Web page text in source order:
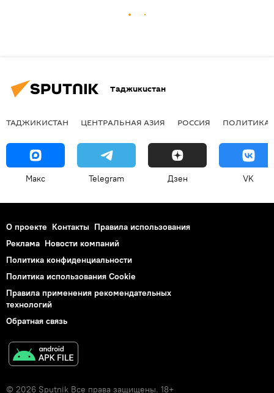
Таджикистан
ТАДЖИКИСТАН ЦЕНТРАЛЬНАЯ АЗИЯ РОССИЯ ПОЛИТИКА
Макс Telegram Дзен VK
О проекте Контакты Правила использования
Реклама Новости компаний
Политика конфиденциальности
Политика использования Cookie
Правила применения рекомендательных
технологий
Обратная связь
© 2026 Sputnik Все права защищены. 18+